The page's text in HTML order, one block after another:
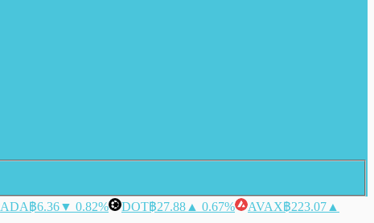
ADA฿6.36▼ 0.82% DOT฿27.88 ▲ 0.67% AVAX฿223.07 ▲